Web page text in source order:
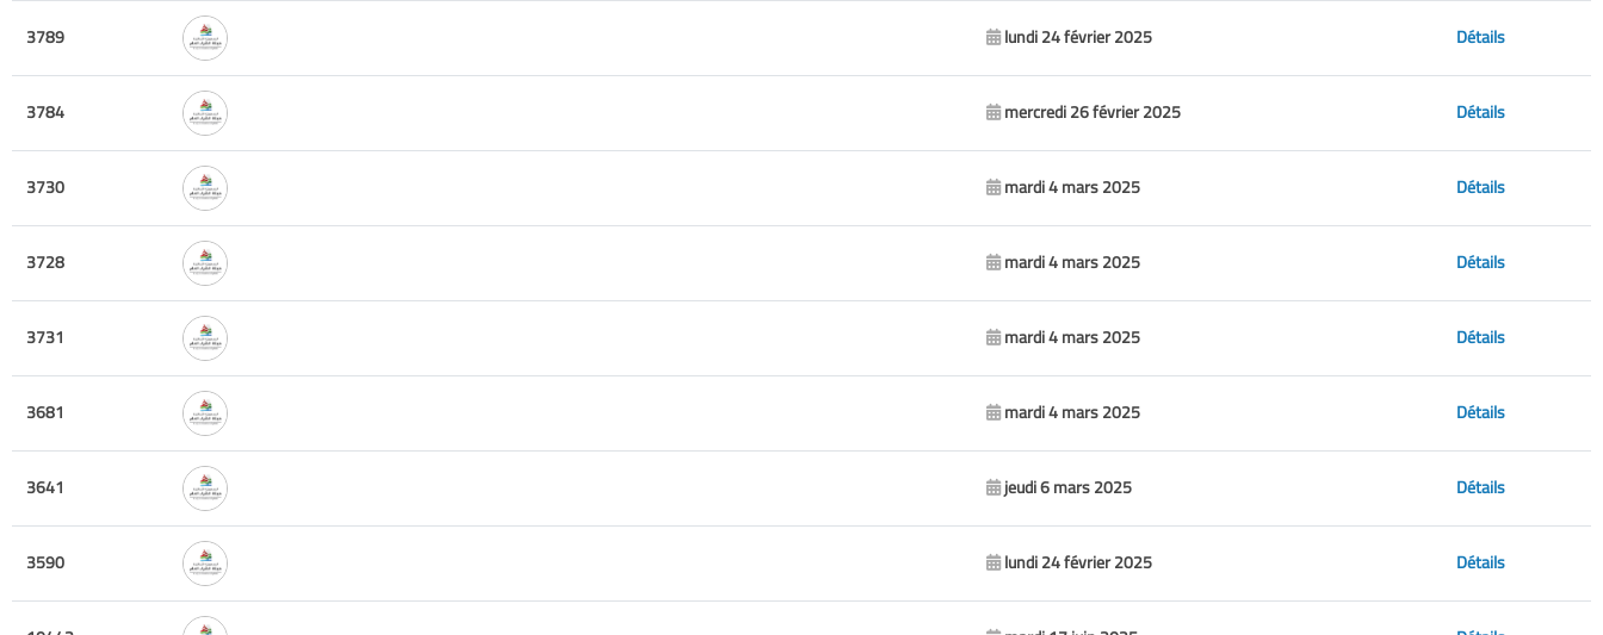
3789 lundi 24 février 2025 Détails
3784 mercredi 26 février 2025 Détails
3730 mardi 4 mars 2025 Détails
3728 mardi 4 mars 2025 Détails
3731 mardi 4 mars 2025 Détails
3681 mardi 4 mars 2025 Détails
3641 jeudi 6 mars 2025 Détails
3590 lundi 24 février 2025 Détails